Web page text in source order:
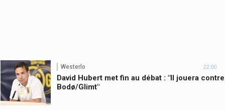
Westerlo 22:00
David Hubert met fin au débat : "Il jouera contre
Bodø/Glimt"